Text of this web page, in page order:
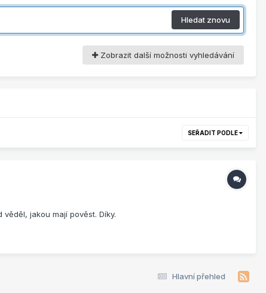
Hledat znovu
Zobrazit další možnosti vyhledávání
SEŘADIT PODLE
jakou mají pověst. Díky.
Hlavní přehled